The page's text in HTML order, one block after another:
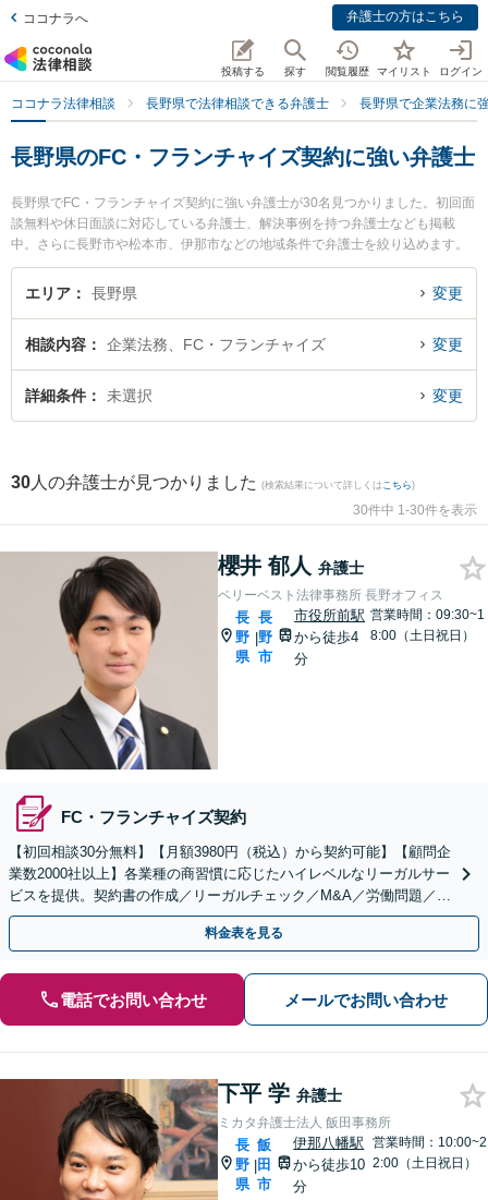
ココナラへ 弁護士の方はこちら
投稿する 探す 閲覧履歴 マイリスト ログイン
ココナラ法律相談 長野県で法律相談できる弁護士 長野県で企業法務に
長野県のFC・フランチャイズ契約に強い弁護士
長野県でFC・フランチャイズ契約に強い弁護士が30名見つかりました。初回面
談無料や休日面談に対応している弁護士、解決事例を持つ弁護士なども掲載
中。さらに長野市や松本市、伊那市などの地域条件で弁護士を絞り込めます。
企業法務に関係する顧問弁護士契約や契約書作成・リーガルチェック、雇用契
約書・就業規則作成等の細かな分野での絞り込み検索もでき便利です。特にベ
プロフィール情報や弁護士費用、強みなどが注目されています。『長野県で土
日や夜間に発生したFC・フランチャイズ契約のトラブルを今すぐに弁護士に相
談したい』『FC・フランチャイズ契約のトラブル解決の実績豊富な近くの弁護
エリア 長野県 変更
相談内容 企業法務、FC・フランチャイズ 変更
詳細条件 未選択 変更
30 人の弁護士が見つかりました (検索結果について詳しくは こちら)
30件中 1-30件を表示
櫻井 郁人 弁護士
ベリーベスト法律事務所 長野オフィス
長
野
県
|
長
野
市
市役所前駅
から徒歩4
分
営業時間：09:30~1
8:00（土日祝日）
FC・フランチャイズ契約
【初回相談30分無料】【月額3980円（税込）から契約可能】【顧問企
業数2000社以上】各業種の商習慣に応じたハイレベルなリーガルサー
ビスを提供。契約書の作成／リーガルチェック／M&A／労働問題／知
的財産等、お任せください【他士業連携可能】
料金表を見る
電話でお問い合わせ メールでお問い合わせ
下平 学 弁護士
ミカタ弁護士法人 飯田事務所
長
野
県
|
飯
田
市
伊那八幡駅
から徒歩10
分
営業時間：10:00~2
2:00（土日祝日）